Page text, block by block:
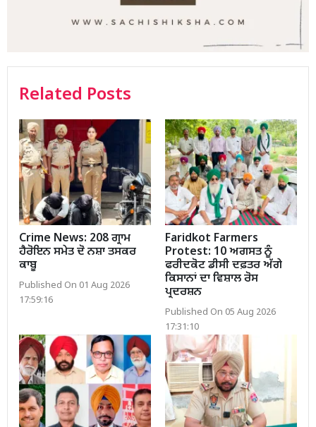
Related Posts
Crime News: 208 ਗ੍ਰਾਮ
ਹੈਰੋਇਨ ਸਮੇਤ ਦੋ ਨਸ਼ਾ ਤਸਕਰ
ਕਾਬੂ
Published On 01 Aug 2026
17:59:16
Faridkot Farmers
Protest: 10 ਅਗਸਤ ਨੂੰ
ਫਰੀਦਕੋਟ ਡੀਸੀ ਦਫ਼ਤਰ ਅੱਗੇ
ਕਿਸਾਨਾਂ ਦਾ ਵਿਸ਼ਾਲ ਰੋਸ
ਪ੍ਰਦਰਸ਼ਨ
Published On 05 Aug 2026
17:31:10